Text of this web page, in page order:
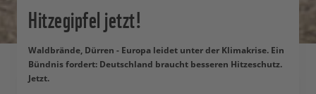
Hitzegipfel jetzt!
Waldbrände, Dürren - Europa leidet unter der Klimakrise. Ein
Bündnis fordert: Deutschland braucht besseren Hitzeschutz.
Jetzt.